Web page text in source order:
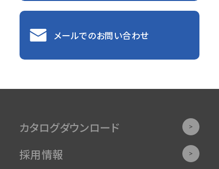
メールでのお問い合わせ
カタログダウンロード
採用情報